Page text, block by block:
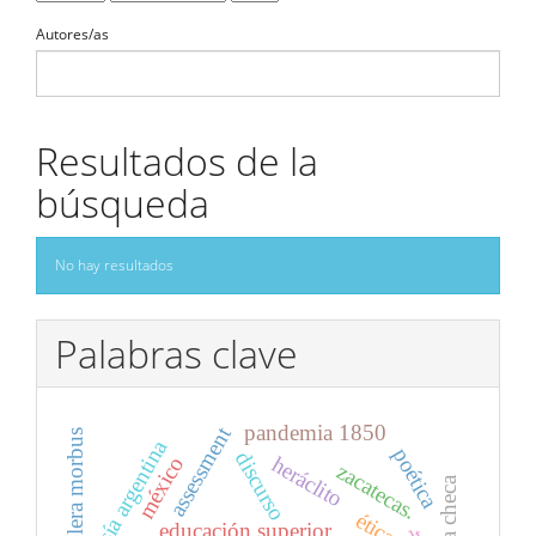
Autores/as
Resultados de la
búsqueda
No hay resultados
Palabras clave
discurso
educación superior
heráclito
poesía argentina
méxicoassessment
cólera morbus pandemia 1850
zacatecas.
poética